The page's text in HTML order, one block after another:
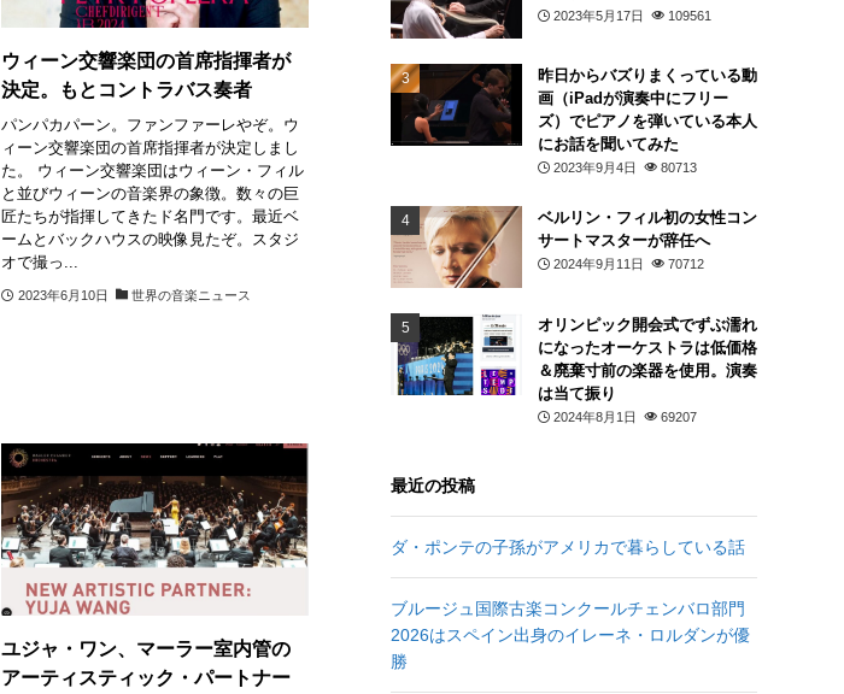
ウィーン交響楽団の首席指揮者が
決定。もとコントラバス奏者
パンパカパーン。ファンファーレやぞ。ウ
ィーン交響楽団の首席指揮者が決定しまし
た。 ウィーン交響楽団はウィーン・フィル
と並びウィーンの音楽界の象徴。数々の巨
匠たちが指揮してきたド名門です。最近ベ
ームとバックハウスの映像見たぞ。スタジ
オで撮っ...
2023年6月10日 世界の音楽ニュース
ユジャ・ワン、マーラー室内管の
アーティスティック・パートナー
2023年5月17日 109561
昨日からバズりまくっている動
画（iPadが演奏中にフリー
ズ）でピアノを弾いている本人
にお話を聞いてみた
2023年9月4日 80713
ベルリン・フィル初の女性コン
サートマスターが辞任へ
2024年9月11日 70712
オリンピック開会式でずぶ濡れ
になったオーケストラは低価格
＆廃棄寸前の楽器を使用。演奏
は当て振り
2024年8月1日 69207
最近の投稿
ダ・ポンテの子孫がアメリカで暮らしている話
ブルージュ国際古楽コンクールチェンバロ部門
2026はスペイン出身のイレーネ・ロルダンが優
勝